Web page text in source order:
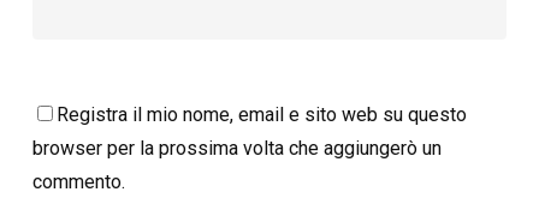
Registra il mio nome, email e sito web su questo
browser per la prossima volta che aggiungerò un
commento.